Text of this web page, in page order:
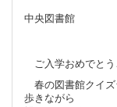
中央図書館
ご入学おめでとう
春の図書館クイ
歩きながら